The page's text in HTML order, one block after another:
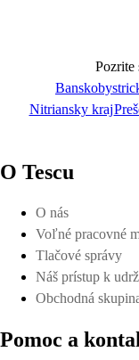
Nitriansky kraj
O Tescu
O nás
Voľné pracovné
Tlačové správy
Náš prístup k
Obchodná
Pomoc a